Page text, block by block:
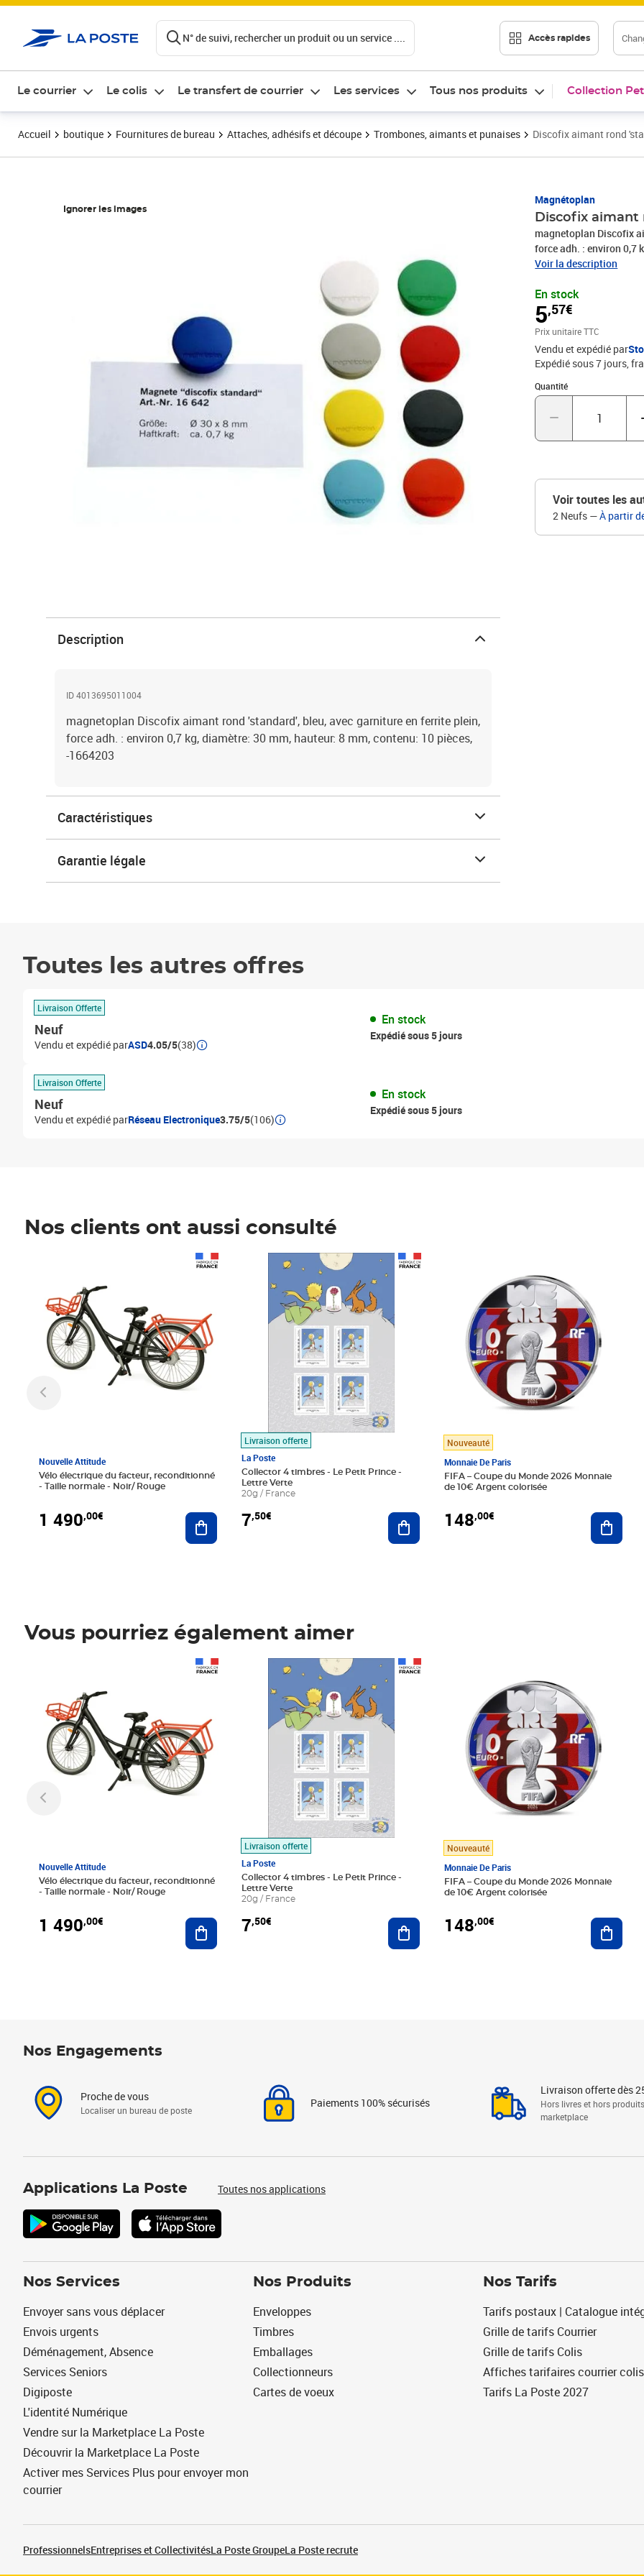
N° de suivi, rechercher un produit ou un service .... Accès rapides
Le courrier Le colis Le transfert de courrier Les services Tous nos produits Collection
Accueil boutique Fournitures de bureau Attaches, adhésifs et découpe Trombones, aimants et punaises Discofix aimant rond
Ignorer les images
Magnétoplan
Discofix aimant
magnetoplan Discofix
force adh. : environ 0,7
-1664203
Voir la description
En stock
5,57€
Prix 5,57€
Prix unitaire TTC
Vendu et expédié par
Expédié sous 7 jours,
Quantité
Quantité : 1
Voir toutes les
2 Neufs —À partir
Description
ID 4013695011004
magnetoplan Discofix aimant rond 'standard', bleu, avec garniture en ferrite plein,
force adh. : environ 0,7 kg, diamètre: 30 mm, hauteur: 8 mm, contenu: 10 pièces,
-1664203
Caractéristiques
Garantie légale
Toutes les autres offres
Livraison Offerte
Neuf
Vendu et expédié parASD4.05/5(38)
En stock
Expédié sous 5 jours
Livraison Offerte
Neuf
Vendu et expédié parRéseau Electronique3.75/5(106)
En stock
Expédié sous 5 jours
Nos clients ont aussi consulté
Nouvelle Attitude
Vélo électrique du facteur, reconditionné
- Taille normale - Noir/ Rouge
1 490,00€ Ajouter au panier
Livraison offerte
La Poste
Collector 4 timbres - Le Petit Prince -
Lettre Verte
20g / France
7,50€
Prix 7,50€
Ajouter au panier
Nouveauté
Monnaie De Paris
FIFA – Coupe du Monde 2026 Monnaie
de 10€ Argent colorisée
148,00€
Vous pourriez également aimer
Nouvelle Attitude
Vélo électrique du facteur, reconditionné
- Taille normale - Noir/ Rouge
1 490,00€ Ajouter au panier
Livraison offerte
La Poste
Collector 4 timbres - Le Petit Prince -
Lettre Verte
20g / France
7,50€
Prix 7,50€
Ajouter au panier
Nouveauté
Monnaie De Paris
FIFA – Coupe du Monde 2026 Monnaie
de 10€ Argent colorisée
148,00€
Nos Engagements
Proche de vous
Localiser un bureau de poste
Paiements 100% sécurisés
Livraison offerte dès
Hors livres et hors produits
marketplace
Applications La Poste Toutes nos applications
Nos Services
Envoyer sans vous déplacer
Envois urgents
Déménagement, Absence
Services Seniors
Digiposte
L'identité Numérique
Vendre sur la Marketplace La Poste
Découvrir la Marketplace La Poste
Activer mes Services Plus pour envoyer mon
courrier
Nos Produits
Enveloppes
Timbres
Emballages
Collectionneurs
Cartes de voeux
Nos Tarifs
Tarifs postaux | Catalogue
Grille de tarifs Courrier
Grille de tarifs Colis
Affiches tarifaires courrier colis
Tarifs La Poste 2027
ProfessionnelsEntreprises et CollectivitésLa Poste GroupeLa Poste recrute